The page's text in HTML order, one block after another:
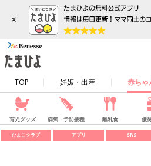
×
TOP 妊娠・出産 赤ちゃ
育児グッズ 病気・予防接種 離乳食 優
ひよこクラブ アプリ SNS